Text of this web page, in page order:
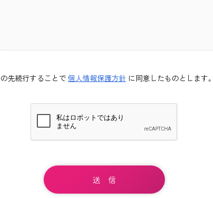
先続行することで個人情報保護方針 に同意したものとします